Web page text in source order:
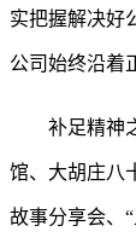
实把握解决好
公司始终沿着
补足精神
馆、大胡庄八
故事分享会、